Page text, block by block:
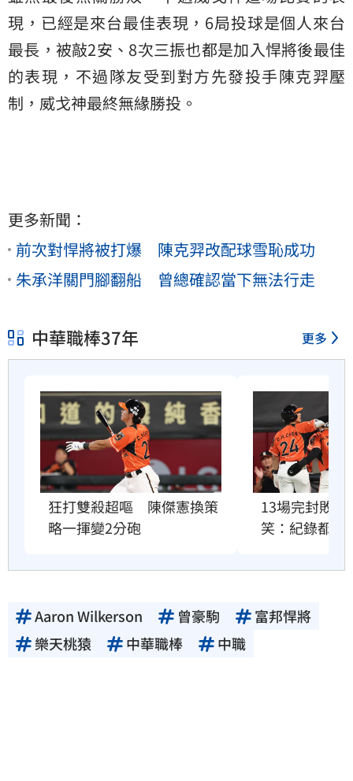
現，已經是來台最佳表現，6局投球是個人來台
最長，被敲2安、8次三振也都是加入悍將後最佳
的表現，不過隊友受到對方先發投手陳克羿壓
制，威戈神最終無緣勝投。
更多新聞：
前次對悍將被打爆 陳克羿改配球雪恥成功
朱承洋關門腳翻船 曾總確認當下無法行走
中華職棒37年 更多
狂打雙殺超嘔　陳傑憲換策
略一揮變2分砲
13場完封敗
笑：紀錄都破
Aaron Wilkerson 曾豪駒
富邦悍將
樂天桃猿
中華職棒 中職